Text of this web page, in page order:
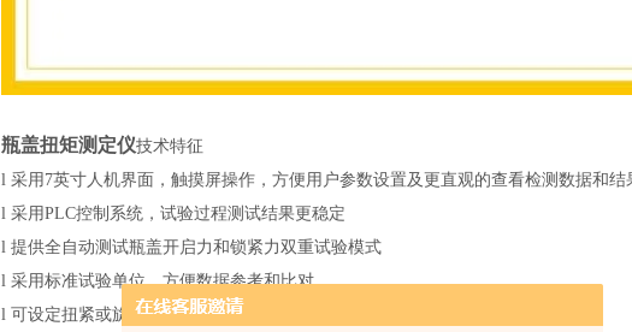
瓶盖扭矩测定仪技术特征
l 采用7英寸人机界面，触摸屏操作，方便用户参数设置及更直观的查看检测数据和结
l 采用PLC控制系统，试验过程测试结果更稳定
l 提供全自动测试瓶盖开启力和锁紧力双重试验模式
l 采用标准试验单位，方便数据参考和比对
l 可设定扭紧或旋开扭矩力值，仪器自动带动瓶身旋转